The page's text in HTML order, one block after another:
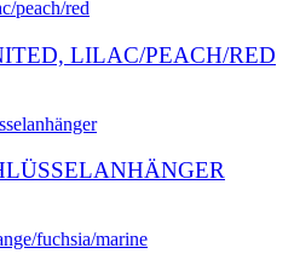
LILAC/PEACH/RED